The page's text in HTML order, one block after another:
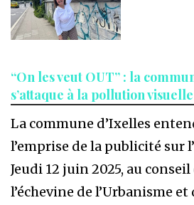
“On les veut OUT” : la
s’attaque à la pollution
La commune d’Ixelles
l’emprise de la publicité sur
Jeudi 12 juin 2025, au
l’échevine de l’Urbanisme